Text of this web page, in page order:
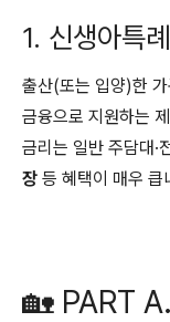
1. 신생아특
출산(또는 입양)한 가
금융으로 지원하는
금리는 일반 주담대·
장 등 혜택이 매우 큽
🏡 PART